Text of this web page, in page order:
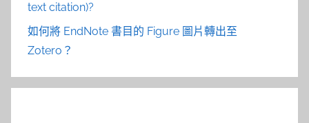
text citation)?
如何將 EndNote 書目的 Figure 圖片轉出至
Zotero？